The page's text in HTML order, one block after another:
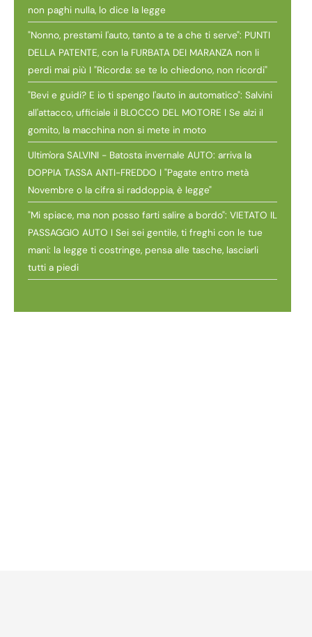
non paghi nulla, lo dice la legge
"Nonno, prestami l'auto, tanto a te a che ti serve": PUNTI
DELLA PATENTE, con la FURBATA DEI MARANZA non li
perdi mai più I "Ricorda: se te lo chiedono, non ricordi"
"Bevi e guidi? E io ti spengo l'auto in automatico": Salvini
all'attacco, ufficiale il BLOCCO DEL MOTORE I Se alzi il
gomito, la macchina non si mete in moto
Ultim'ora SALVINI - Batosta invernale AUTO: arriva la
DOPPIA TASSA ANTI-FREDDO I "Pagate entro metà
Novembre o la cifra si raddoppia, è legge"
"Mi spiace, ma non posso farti salire a bordo": VIETATO IL
PASSAGGIO AUTO I Sei sei gentile, ti freghi con le tue
mani: la legge ti costringe, pensa alle tasche, lasciarli
tutti a piedi